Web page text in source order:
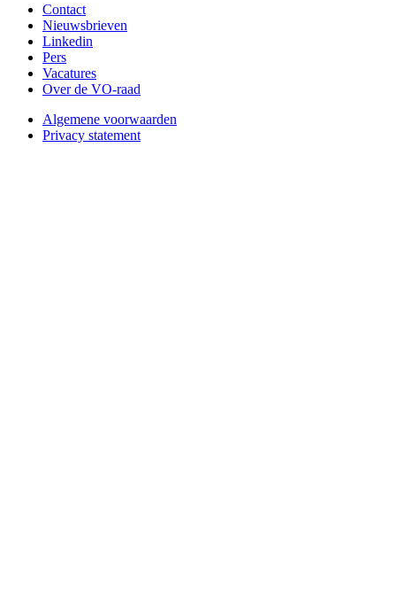
Contact
Nieuwsbrieven
Linkedin
Pers
Vacatures
Over de VO-raad
Algemene voorwaarden
Privacy statement